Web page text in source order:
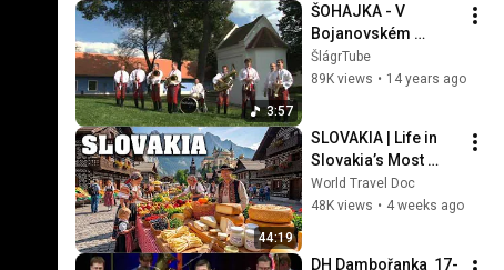
kopercie
3:57
ŠOHAJKA - V
Bojanovském
kostelíčku
ŠlágrTube
89K views • 14 years ago
44:19
SLOVAKIA | Life in
Slovakia’s Most
Beautiful European
Villages | A
World Travel Doc
48K views • 4 weeks ago
DH Dambořanka  17-